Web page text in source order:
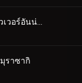
ราซากิ